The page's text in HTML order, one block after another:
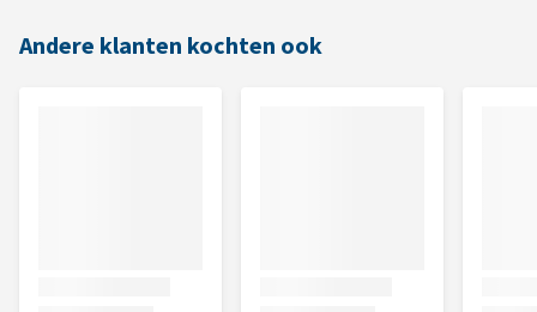
Andere klanten kochten ook